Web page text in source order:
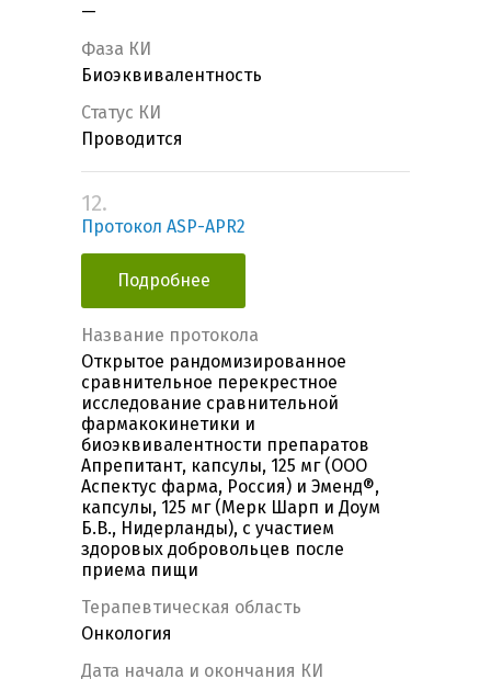
—
Фаза КИ
Биоэквивалентность
Статус КИ
Проводится
12.
Протокол ASP-APR2
Подробнее
Название протокола
Открытое рандомизированное
сравнительное перекрестное
исследование сравнительной
фармакокинетики и
биоэквивалентности препаратов
Апрепитант, капсулы, 125 мг (ООО
Аспектус фарма, Россия) и Эменд®,
капсулы, 125 мг (Мерк Шарп и Доум
Б.В., Нидерланды), с участием
здоровых добровольцев после
приема пищи
Терапевтическая область
Онкология
Дата начала и окончания КИ